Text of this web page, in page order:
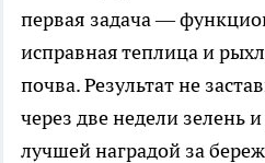
первая задача —
исправная теплица и
почва. Результат не
через две недели зелень
лучшей наградой за